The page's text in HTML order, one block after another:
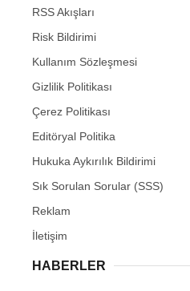
RSS Akışları
Risk Bildirimi
Kullanım Sözleşmesi
Gizlilik Politikası
Çerez Politikası
Editöryal Politika
Hukuka Aykırılık Bildirimi
Sık Sorulan Sorular (SSS)
Reklam
İletişim
HABERLER